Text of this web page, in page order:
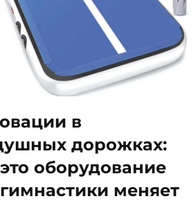
в
дорожках:
оборудование
меняет